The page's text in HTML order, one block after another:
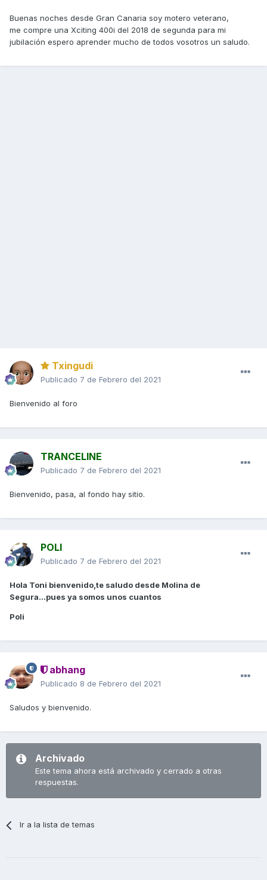
Buenas noches desde Gran Canaria soy motero veterano,
me compre una Xciting 400i del 2018 de segunda para mi
jubilación espero aprender mucho de todos vosotros un saludo.
Txingudi
Publicado 7 de Febrero del 2021
Bienvenido al foro
TRANCELINE
Publicado 7 de Febrero del 2021
Bienvenido, pasa, al fondo hay sitio.
POLI
Publicado 7 de Febrero del 2021
Hola Toni bienvenido,te saludo desde Molina de
Segura...pues ya somos unos cuantos
Poli
abhang
Publicado 8 de Febrero del 2021
Saludos y bienvenido.
Archivado
Este tema ahora está archivado y cerrado a otras
respuestas.
Ir a la lista de temas